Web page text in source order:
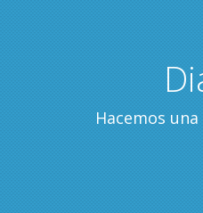
Hacemos